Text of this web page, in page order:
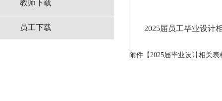
教师下载
员工下载 2025届员工毕业设计
附件【2025届毕业设计相关表